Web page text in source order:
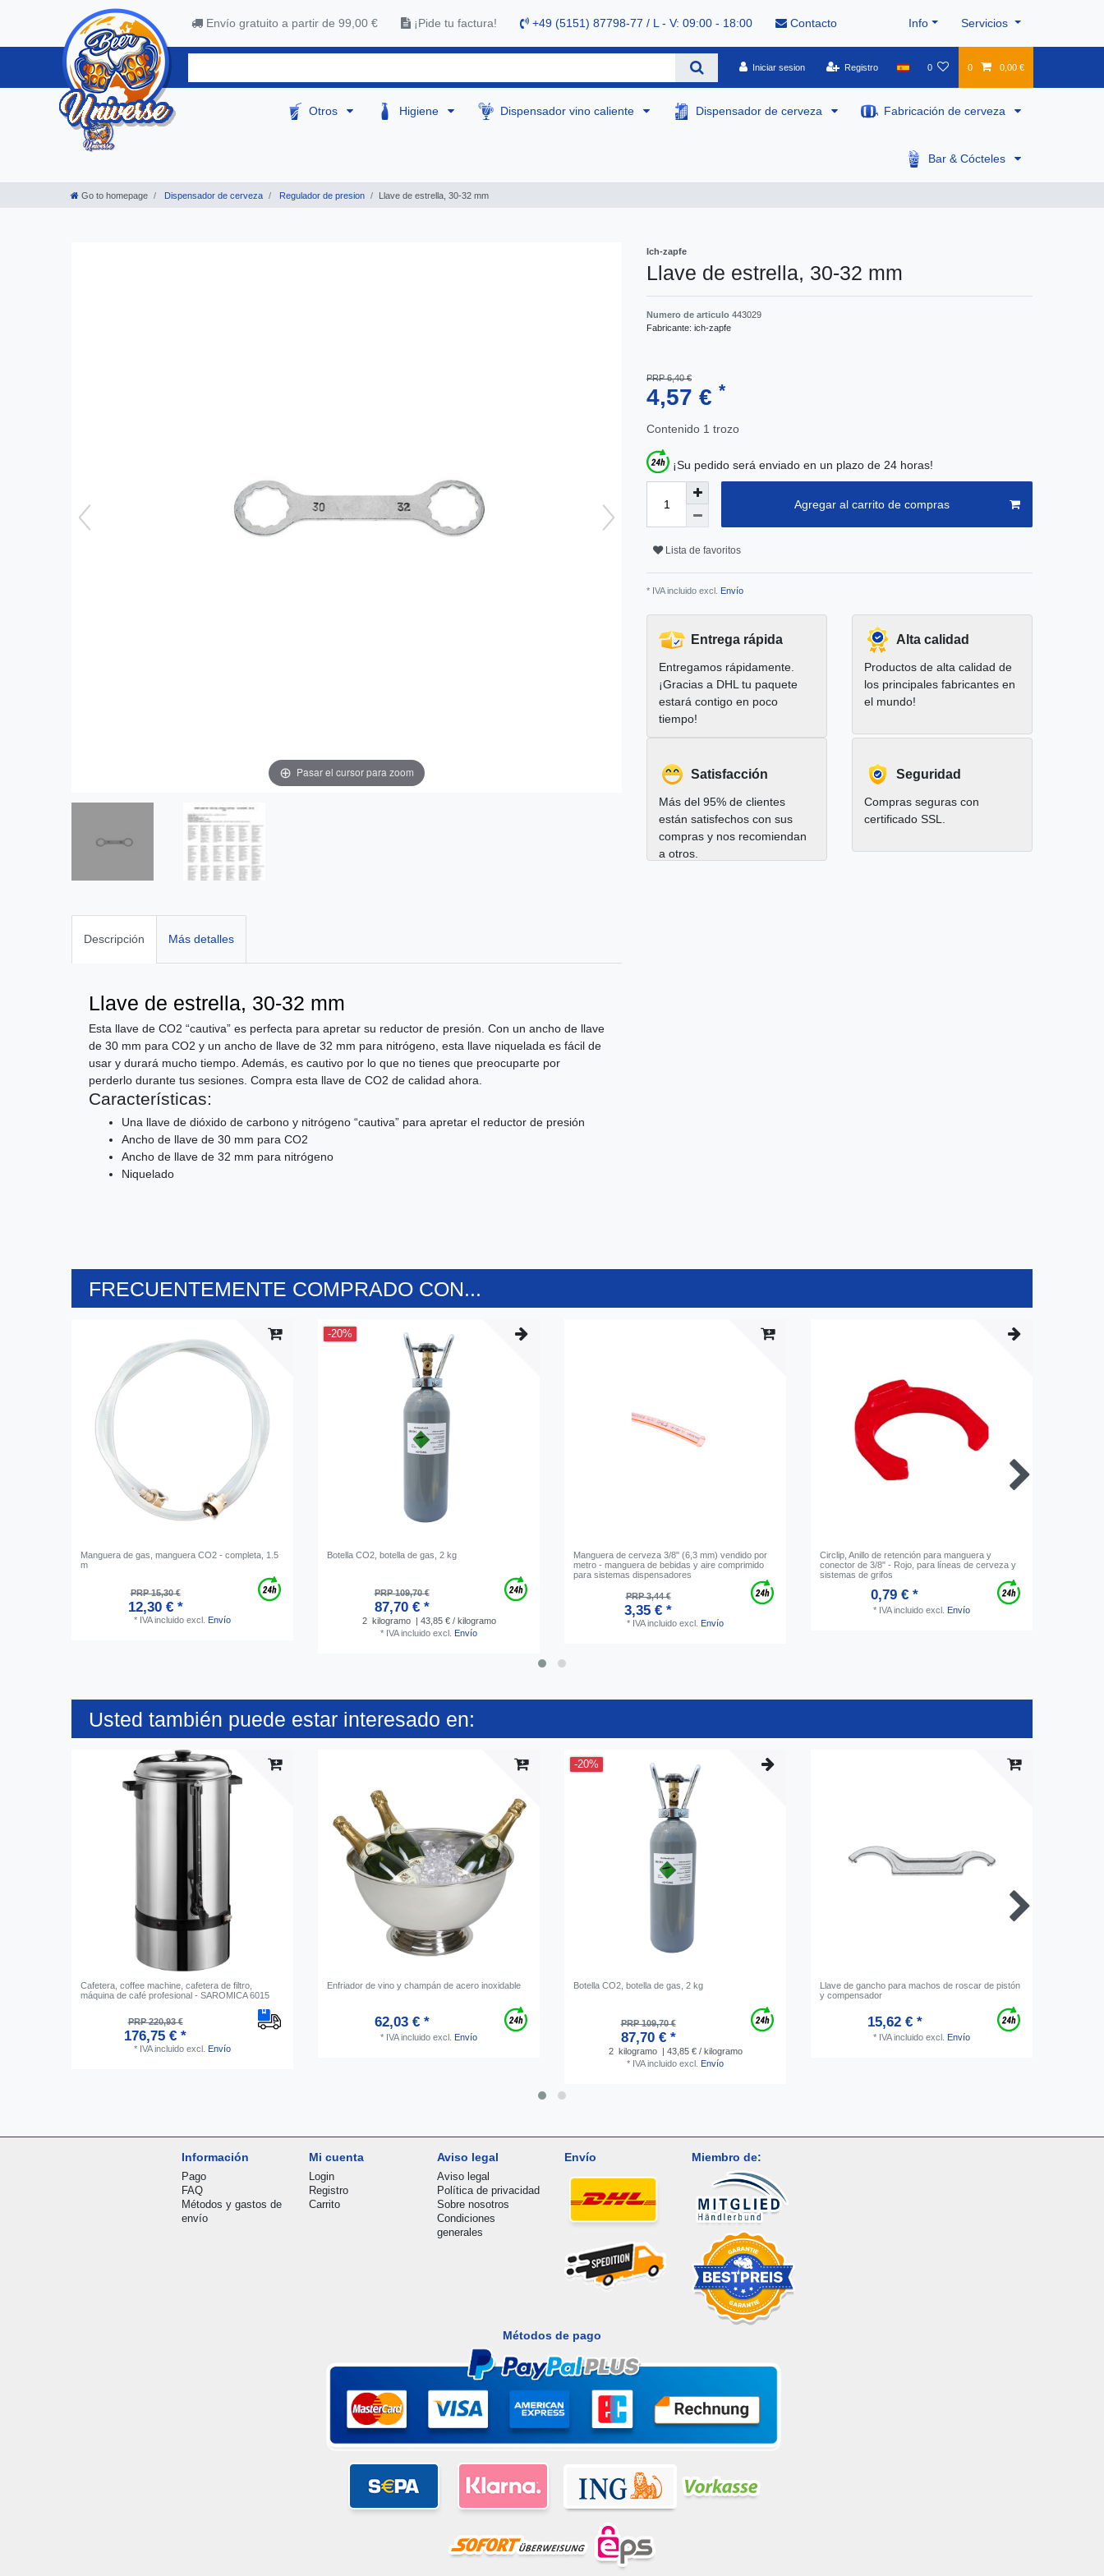
Envío gratuito a partir de 99,00 € ¡Pide tu factura! +49 (5151) 87798-77 / L - V: 09:00 - 18:00 Contacto Info Servicios
Iniciar sesion Registro 0 0 0,00 €
Otros Higiene Dispensador vino caliente Dispensador de cerveza Fabricación de cerveza
Bar & Cócteles
Go to homepage Dispensador de cerveza Regulador de presion Llave de estrella, 30-32 mm
Pasar el cursor para zoom
Descripción Más detalles
Llave de estrella, 30-32 mm
Esta llave de CO2 “cautiva” es perfecta para apretar su reductor de presión. Con un ancho de llave
de 30 mm para CO2 y un ancho de llave de 32 mm para nitrógeno, esta llave niquelada es fácil de
usar y durará mucho tiempo. Además, es cautivo por lo que no tienes que preocuparte por
perderlo durante tus sesiones. Compra esta llave de CO2 de calidad ahora.
Características:
Una llave de dióxido de carbono y nitrógeno “cautiva” para apretar el reductor de presión
Ancho de llave de 30 mm para CO2
Ancho de llave de 32 mm para nitrógeno
Niquelado
Ich-zapfe
Llave de estrella, 30-32 mm
Numero de articulo 443029
Fabricante: ich-zapfe
PRP 6,40 €
4,57 € *
Contenido 1 trozo
¡Su pedido será enviado en un plazo de 24 horas!
Agregar al carrito de compras
Lista de favoritos
* IVA incluido excl. Envío
Entrega rápida
Entregamos rápidamente.
¡Gracias a DHL tu paquete
estará contigo en poco
tiempo!
Alta calidad
Productos de alta calidad de
los principales fabricantes en
el mundo!
Satisfacción
Más del 95% de clientes
están satisfechos con sus
compras y nos recomiendan
a otros.
Seguridad
Compras seguras con
certificado SSL.
FRECUENTEMENTE COMPRADO CON...
Manguera de gas, manguera CO2 - completa, 1.5
m
PRP 15,30 €
12,30 € *
* IVA incluido excl. Envío
-20%
Botella CO2, botella de gas, 2 kg
PRP 109,70 €
87,70 € *
2 kilogramo
| 43,85 € / kilogramo
* IVA incluido excl. Envío
Manguera de cerveza 3/8" (6,3 mm) vendido por
metro - manguera de bebidas y aire comprimido
para sistemas dispensadores
PRP 3,44 €
3,35 € *
* IVA incluido excl. Envío
Circlip, Anillo de retención para manguera y
conector de 3/8" - Rojo, para líneas de cerveza y
sistemas de grifos
0,79 € *
* IVA incluido excl. Envío
Usted también puede estar interesado en:
Cafetera, coffee machine, cafetera de filtro,
máquina de café profesional - SAROMICA 6015
PRP 220,93 €
176,75 € *
* IVA incluido excl. Envío
Enfriador de vino y champán de acero inoxidable
62,03 € *
* IVA incluido excl. Envío
-20%
Botella CO2, botella de gas, 2 kg
PRP 109,70 €
87,70 € *
2 kilogramo
| 43,85 € / kilogramo
* IVA incluido excl. Envío
Llave de gancho para machos de roscar de pistón
y compensador
15,62 € *
* IVA incluido excl. Envío
Información
Pago
FAQ
Métodos y gastos de
envío
Mi cuenta
Login
Registro
Carrito
Aviso legal
Aviso legal
Política de privacidad
Sobre nosotros
Condiciones
generales
Envío Miembro de:
Métodos de pago